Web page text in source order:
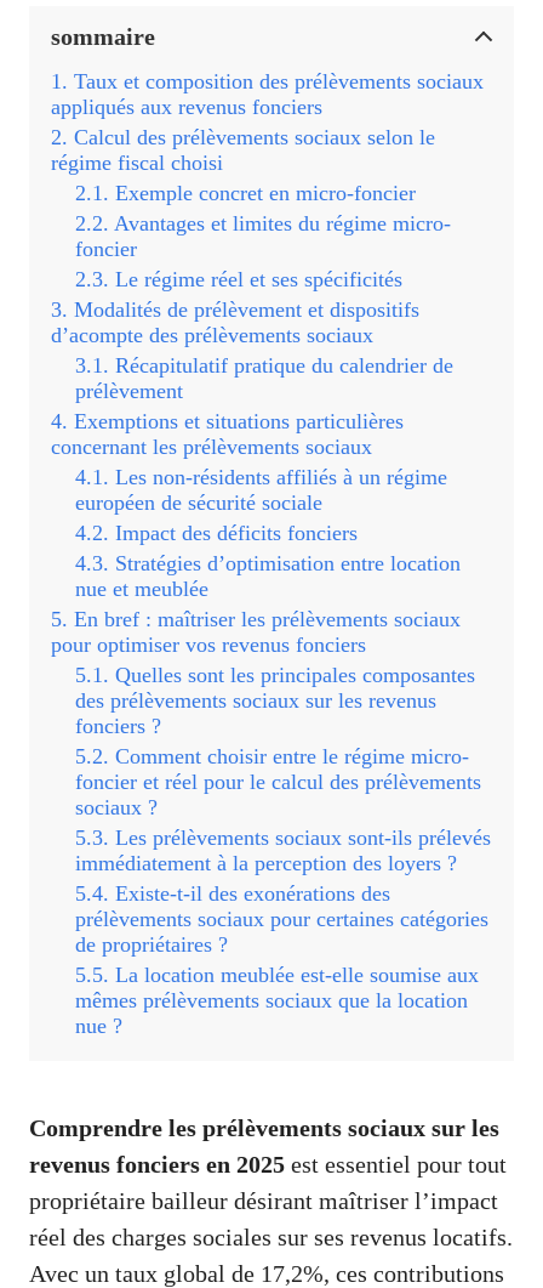
sommaire
Taux et composition des prélèvements sociaux
appliqués aux revenus fonciers
Calcul des prélèvements sociaux selon le
régime fiscal choisi
Exemple concret en micro-foncier
Avantages et limites du régime micro-
foncier
Le régime réel et ses spécificités
Modalités de prélèvement et dispositifs
d’acompte des prélèvements sociaux
Récapitulatif pratique du calendrier de
prélèvement
Exemptions et situations particulières
concernant les prélèvements sociaux
Les non-résidents affiliés à un régime
européen de sécurité sociale
Impact des déficits fonciers
Stratégies d’optimisation entre location
nue et meublée
En bref : maîtriser les prélèvements sociaux
pour optimiser vos revenus fonciers
Quelles sont les principales composantes
des prélèvements sociaux sur les revenus
fonciers ?
Comment choisir entre le régime micro-
foncier et réel pour le calcul des prélèvements
sociaux ?
Les prélèvements sociaux sont-ils prélevés
immédiatement à la perception des loyers ?
Existe-t-il des exonérations des
prélèvements sociaux pour certaines catégories
de propriétaires ?
La location meublée est-elle soumise aux
mêmes prélèvements sociaux que la location
nue ?
Comprendre les prélèvements sociaux sur les
revenus fonciers en 2025 est essentiel pour tout
propriétaire bailleur désirant maîtriser l’impact
réel des charges sociales sur ses revenus locatifs.
Avec un taux global de 17,2%, ces contributions